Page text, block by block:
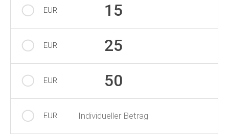
EUR 15
EUR 25
EUR 50
EUR Individueller Betrag